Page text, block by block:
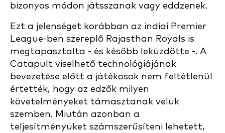
bizonyos módon játsszanak vagy eddzenek.
Ezt a jelenséget korábban az indiai Premier
League-ben szereplő Rajasthan Royals is
megtapasztalta - és később leküzdötte -. A
Catapult viselhető technológiájának
bevezetése előtt a játékosok nem feltétlenül
értették, hogy az edzők milyen
követelményeket támasztanak velük
szemben. Miután azonban a
teljesítményüket számszerűsíteni lehetett,